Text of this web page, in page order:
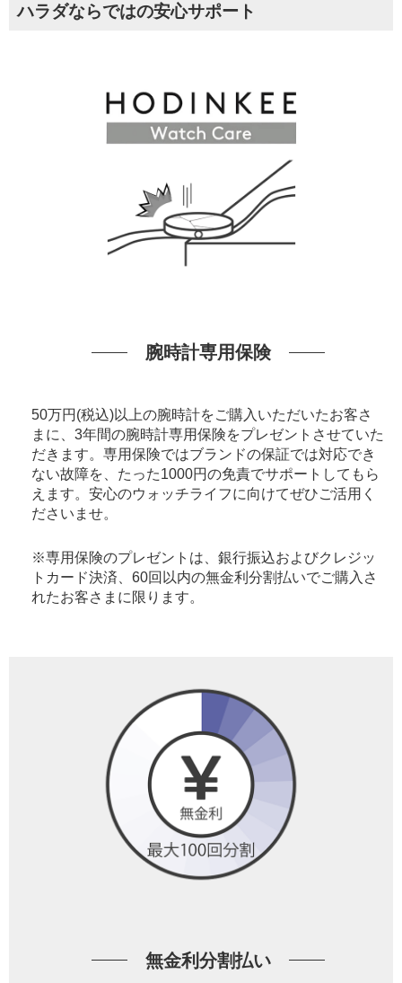
ハラダならではの安心サポート
腕時計専用保険
50万円(税込)以上の腕時計をご購入いただいたお客さ
まに、3年間の腕時計専用保険をプレゼントさせていた
だきます。専用保険ではブランドの保証では対応でき
ない故障を、たった1000円の免責でサポートしてもら
えます。安心のウォッチライフに向けてぜひご活用く
ださいませ。
※専用保険のプレゼントは、銀行振込およびクレジッ
トカード決済、60回以内の無金利分割払いでご購入さ
れたお客さまに限ります。
無金利分割払い